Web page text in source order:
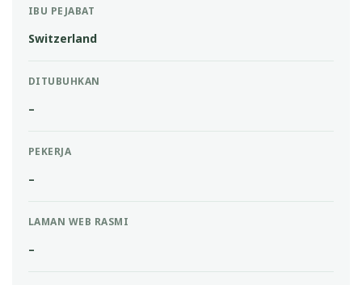
IBU PEJABAT
Switzerland
DITUBUHKAN
–
PEKERJA
–
LAMAN WEB RASMI
–